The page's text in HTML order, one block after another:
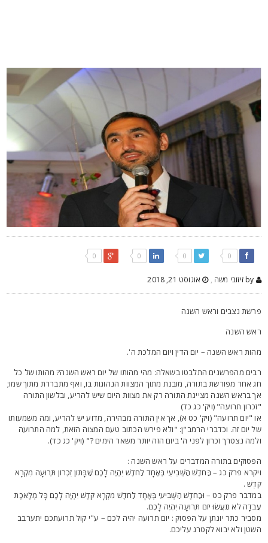
, אוגוסט 21, 2018
נצבים וראש השנה
השנה
ראש השנה – יום הדין ויום המלכת ה'.
מהפרשנים התלבטו בשאלה: מהי מהותו של יום ראש השנה? מהותו של כל
אחר מפורשת בתורה, מובנת מתוך המצוות הנהוגות בו, ואף מתבררת מתוך שמו;
בראש השנה מציינת התורה רק את מצוות היום שיש להריע, ובלשון התורה
תרועה" (ויק' כג כד)
"יום תרועה" (ויק' כט א), אך אין התורה מבהירה, מדוע יש להריע, ומה משמעותו
יום זה. וכדברי הרמב"ן: "ולא פירש הכתוב טעם המצוה הזאת, למה התרועה
נצטרך זכרון לפני ה' ביום הזה יותר משאר הימים ?" (ויק' כג כד).
בתורה המדברים על ראש השנה :
פרק כג – בַּחֹדֶשׁ הַשְּׁבִיעִי בְּאֶחָד לַחֹדֶשׁ יִהְיֶה לָכֶם שַׁבָּתוֹן זִכְרוֹן תְּרוּעָה מִקְרָא
.
פרק כט – וּבַחֹדֶשׁ הַשְּׁבִיעִי בְּאֶחָד לַחֹדֶשׁ מִקְרָא קֹדֶשׁ יִהְיֶה לָכֶם כָּל מְלֶאכֶת
לֹא תַעֲשׂוּ יוֹם תְּרוּעָה יִהְיֶה לָכֶם.
כתר יונתן על הפסוק : יום תרועה יהיה לכם – ע"י קול תרועתכם יתערבב
ולא יבוא לקטרג עליכם.